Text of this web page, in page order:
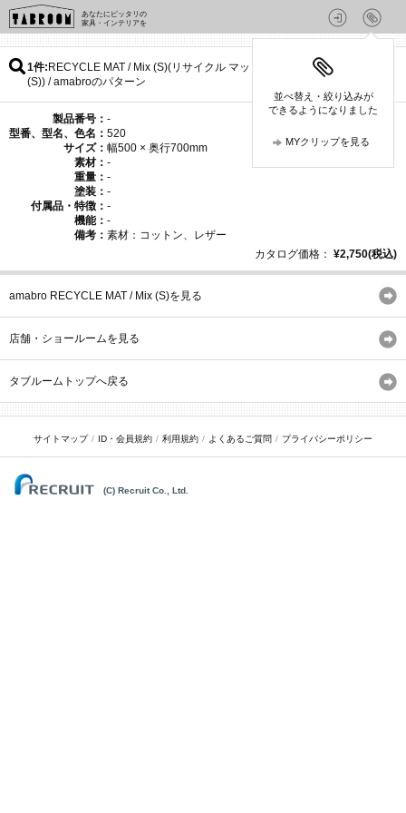
あなたにピッタリの
家具・インテリアを
並べ替え・絞り込みが
できるようになりました
MYクリップを見る
1件 RECYCLE MAT / Mix (S)(リサイクル マット / ミックス
(S)) / amabroのパターン
製品番号： -
型番、型名、色名： 520
サイズ： 幅500 × 奥行700mm
素材： -
重量： -
塗装： -
付属品・特徴： -
機能： -
備考： 素材：コットン、レザー
カタログ価格： ¥2,750(税込)
amabro RECYCLE MAT / Mix (S)を見る
店舗・ショールームを見る
タブルームトップへ戻る
サイトマップ ID・会員規約 利用規約 よくあるご質問 プライバシーポリシー
(C) Recruit Co., Ltd.